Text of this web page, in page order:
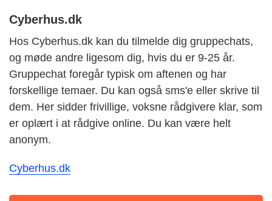
Cyberhus.dk
Hos Cyberhus.dk kan du tilmelde dig gruppechats,
og møde andre ligesom dig, hvis du er 9-25 år.
Gruppechat foregår typisk om aftenen og har
forskellige temaer. Du kan også sms'e eller skrive til
dem. Her sidder frivillige, voksne rådgivere klar, som
er oplært i at rådgive online. Du kan være helt
anonym.
Cyberhus.dk